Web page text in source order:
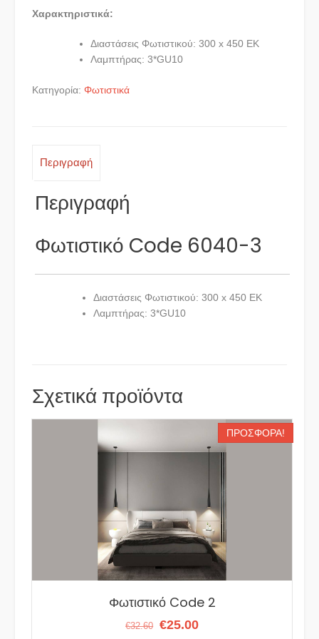
was:
€90.00.είναι:
€63.00.
Χαρακτηριστικά:
Διαστάσεις Φωτιστικού: 300 x 450 ΕΚ
Λαμπτήρας: 3*GU10
Κατηγορία: Φωτιστικά
Περιγραφή
Περιγραφή
Φωτιστικό Code 6040-3
Διαστάσεις Φωτιστικού: 300 x 450 ΕΚ
Λαμπτήρας: 3*GU10
Σχετικά προϊόντα
ΠΡΟΣΦΟΡΆ!
Φωτιστικό Code 2
€32.60 Original
€25.00Η